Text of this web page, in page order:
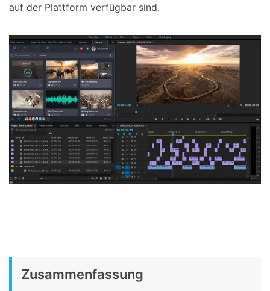
auf der Plattform verfügbar sind.
Zusammenfassung